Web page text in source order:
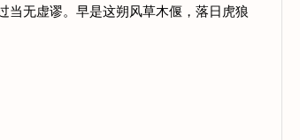
无虚谬。早是这朔风草木偃，落日虎狼